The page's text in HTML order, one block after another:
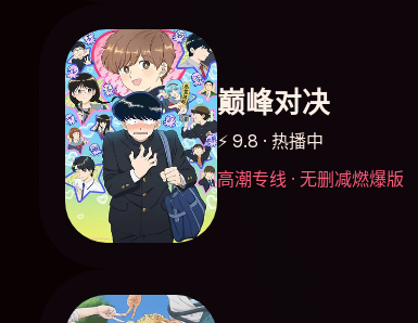
巅峰对决
⚡ 9.8 · 热播中
高潮专线 · 无删减燃爆版